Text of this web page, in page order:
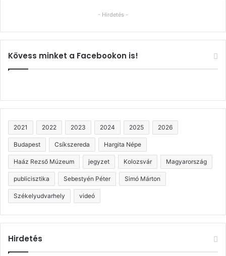
- Hirdetés -
Kövess minket a Facebookon is!
2021 2022 2023 2024 2025 2026
Budapest Csíkszereda Hargita Népe
Haáz Rezső Múzeum jegyzet Kolozsvár Magyarország
publicisztika Sebestyén Péter Simó Márton
Székelyudvarhely videó
Hirdetés